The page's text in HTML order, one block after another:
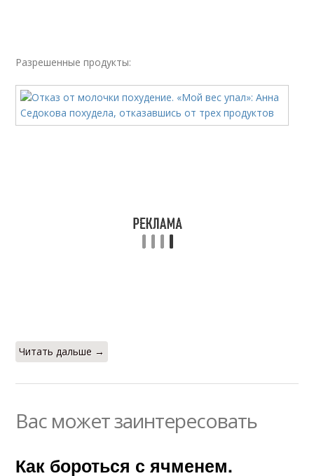
Разрешенные продукты:
Читать дальше →
Вас может заинтересовать
Как бороться с ячменем.